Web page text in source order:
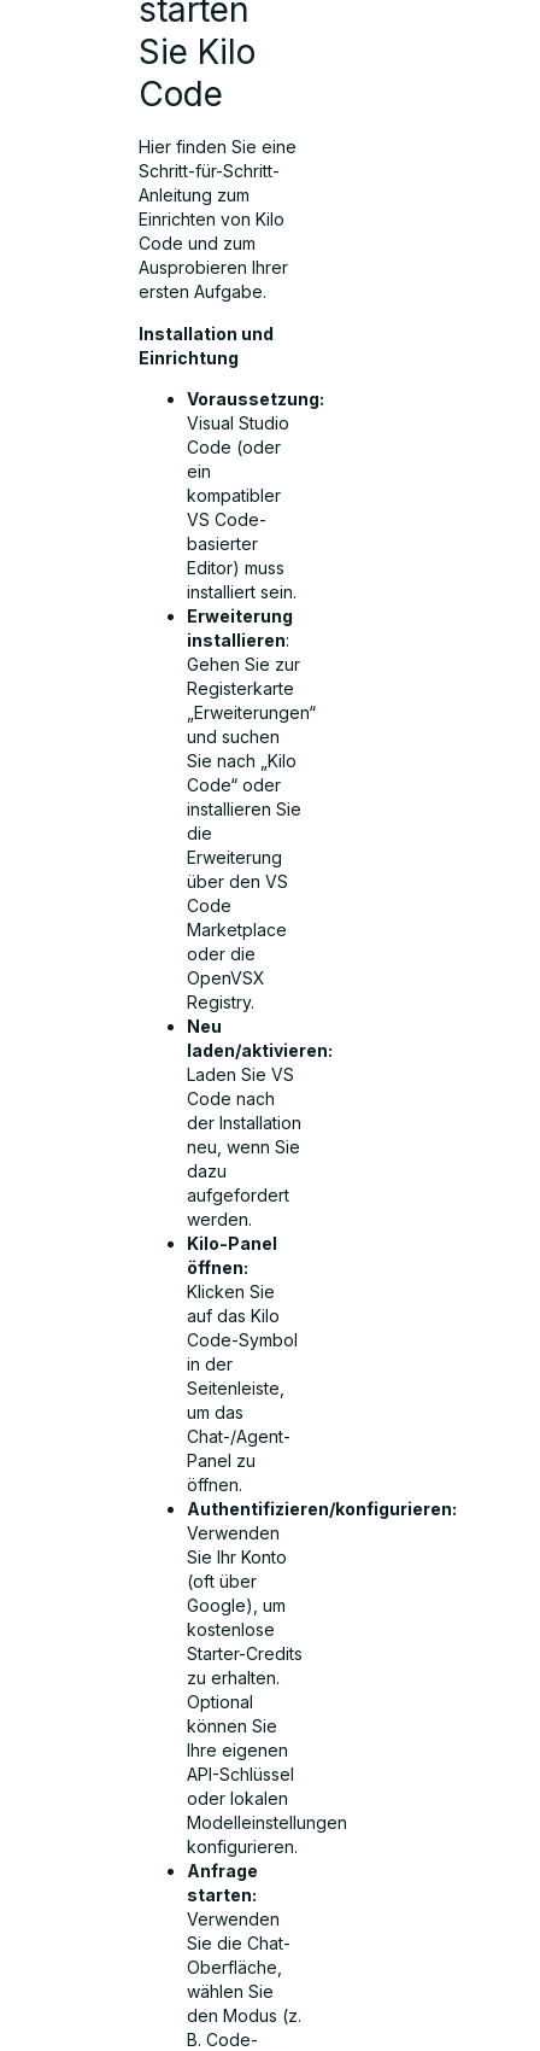
starten
Sie Kilo
Code
Hier finden Sie eine
Schritt-für-Schritt-
Anleitung zum
Einrichten von Kilo
Code und zum
Ausprobieren Ihrer
ersten Aufgabe.
Installation und
Einrichtung
Voraussetzung:
Visual Studio
Code (oder
ein
kompatibler
VS Code-
basierter
Editor) muss
installiert sein.
Erweiterung
installieren:
Gehen Sie zur
Registerkarte
„Erweiterungen“
und suchen
Sie nach „Kilo
Code“ oder
installieren Sie
die
Erweiterung
über den VS
Code
Marketplace
oder die
OpenVSX
Registry.
Neu
laden/aktivieren:
Laden Sie VS
Code nach
der Installation
neu, wenn Sie
dazu
aufgefordert
werden.
Kilo-Panel
öffnen:
Klicken Sie
auf das Kilo
Code-Symbol
in der
Seitenleiste,
um das
Chat-/Agent-
Panel zu
öffnen.
Authentifizieren/konfigurieren:
Verwenden
Sie Ihr Konto
(oft über
Google), um
kostenlose
Starter-Credits
zu erhalten.
Optional
können Sie
Ihre eigenen
API-Schlüssel
oder lokalen
Modelleinstellungen
konfigurieren.
Anfrage
starten:
Verwenden
Sie die Chat-
Oberfläche,
wählen Sie
den Modus (z.
B. Code-